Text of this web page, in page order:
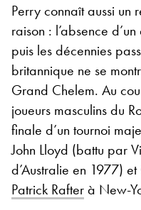
Perry connaît aussi un
raison : l’absence
puis les décennies
britannique ne se
Grand Chelem. Au
joueurs masculins du
finale d’un tournoi
John Lloyd (battu par
d’Australie en 1977)
Patrick Rafterà New-